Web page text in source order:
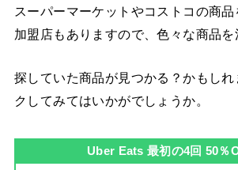
スーパーマーケットやコストコの商
加盟店もありますので、色々な商品を
探していた商品が見つかる？かもし
クしてみてはいかがでしょうか。
Uber Eats 最初の4回 50％